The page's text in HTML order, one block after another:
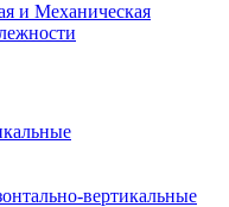
и Механическая
вертикальные